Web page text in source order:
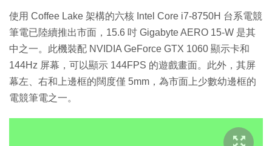
使用 Coffee Lake 架構的六核 Intel Core i7-8750H 台系電競
筆電已陸續推出市面，15.6 吋 Gigabyte AERO 15-W 是其
中之一。此機裝配 NVIDIA GeForce GTX 1060 顯示卡和
144Hz 屏幕，可以顯示 144FPS 的遊戲畫面。此外，其屏
幕左、右和上邊框的闊度僅 5mm，為市面上少數幼邊框的
電競筆電之一。